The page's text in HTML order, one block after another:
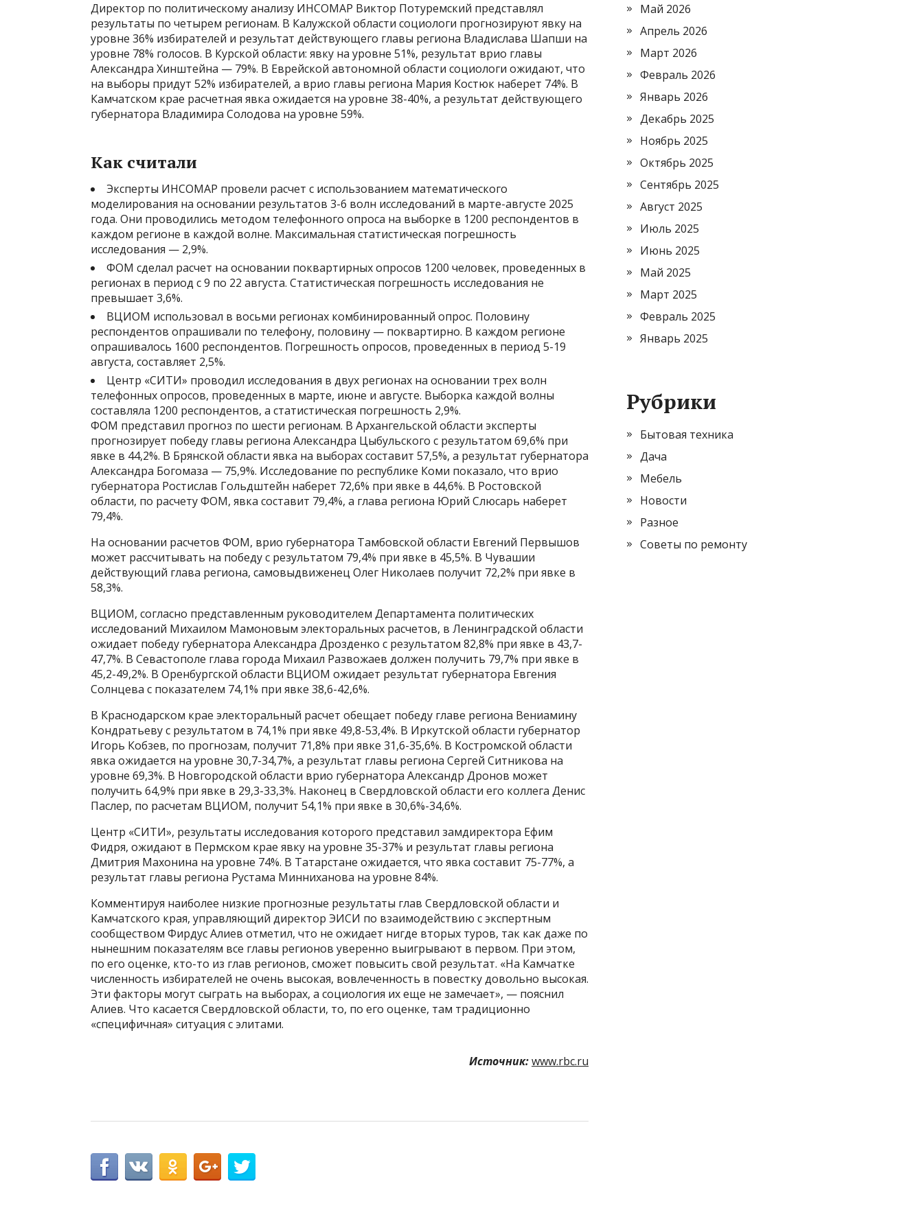
Директор по политическому анализу ИНСОМАР Виктор Потуремский представлял
результаты по четырем регионам. В Калужской области социологи прогнозируют явку на
уровне 36% избирателей и результат действующего главы региона Владислава Шапши на
уровне 78% голосов. В Курской области: явку на уровне 51%, результат врио главы
Александра Хинштейна — 79%. В Еврейской автономной области социологи ожидают, что
на выборы придут 52% избирателей, а врио главы региона Мария Костюк наберет 74%. В
Камчатском крае расчетная явка ожидается на уровне 38-40%, а результат действующего
губернатора Владимира Солодова на уровне 59%.
Как считали
Эксперты ИНСОМАР провели расчет с использованием математического
моделирования на основании результатов 3-6 волн исследований в марте-августе 2025
года. Они проводились методом телефонного опроса на выборке в 1200 респондентов в
каждом регионе в каждой волне. Максимальная статистическая погрешность
исследования — 2,9%.
ФОМ сделал расчет на основании поквартирных опросов 1200 человек, проведенных в
регионах в период с 9 по 22 августа. Статистическая погрешность исследования не
превышает 3,6%.
ВЦИОМ использовал в восьми регионах комбинированный опрос. Половину
респондентов опрашивали по телефону, половину — поквартирно. В каждом регионе
опрашивалось 1600 респондентов. Погрешность опросов, проведенных в период 5-19
августа, составляет 2,5%.
Центр «СИТИ» проводил исследования в двух регионах на основании трех волн
телефонных опросов, проведенных в марте, июне и августе. Выборка каждой волны
составляла 1200 респондентов, а статистическая погрешность 2,9%.
ФОМ представил прогноз по шести регионам. В Архангельской области эксперты
прогнозирует победу главы региона Александра Цыбульского с результатом 69,6% при
явке в 44,2%. В Брянской области явка на выборах составит 57,5%, а результат губернатора
Александра Богомаза — 75,9%. Исследование по республике Коми показало, что врио
губернатора Ростислав Гольдштейн наберет 72,6% при явке в 44,6%. В Ростовской
области, по расчету ФОМ, явка составит 79,4%, а глава региона Юрий Слюсарь наберет
79,4%.
На основании расчетов ФОМ, врио губернатора Тамбовской области Евгений Первышов
может рассчитывать на победу с результатом 79,4% при явке в 45,5%. В Чувашии
действующий глава региона, самовыдвиженец Олег Николаев получит 72,2% при явке в
58,3%.
ВЦИОМ, согласно представленным руководителем Департамента политических
исследований Михаилом Мамоновым электоральных расчетов, в Ленинградской области
ожидает победу губернатора Александра Дрозденко с результатом 82,8% при явке в 43,7-
47,7%. В Севастополе глава города Михаил Развожаев должен получить 79,7% при явке в
45,2-49,2%. В Оренбургской области ВЦИОМ ожидает результат губернатора Евгения
Солнцева с показателем 74,1% при явке 38,6-42,6%.
В Краснодарском крае электоральный расчет обещает победу главе региона Вениамину
Кондратьеву с результатом в 74,1% при явке 49,8-53,4%. В Иркутской области губернатор
Игорь Кобзев, по прогнозам, получит 71,8% при явке 31,6-35,6%. В Костромской области
явка ожидается на уровне 30,7-34,7%, а результат главы региона Сергей Ситникова на
уровне 69,3%. В Новгородской области врио губернатора Александр Дронов может
получить 64,9% при явке в 29,3-33,3%. Наконец в Свердловской области его коллега Денис
Паслер, по расчетам ВЦИОМ, получит 54,1% при явке в 30,6%-34,6%.
Центр «СИТИ», результаты исследования которого представил замдиректора Ефим
Фидря, ожидают в Пермском крае явку на уровне 35-37% и результат главы региона
Дмитрия Махонина на уровне 74%. В Татарстане ожидается, что явка составит 75-77%, а
результат главы региона Рустама Минниханова на уровне 84%.
Комментируя наиболее низкие прогнозные результаты глав Свердловской области и
Камчатского края, управляющий директор ЭИСИ по взаимодействию с экспертным
сообществом Фирдус Алиев отметил, что не ожидает нигде вторых туров, так как даже по
нынешним показателям все главы регионов уверенно выигрывают в первом. При этом,
по его оценке, кто-то из глав регионов, сможет повысить свой результат. «На Камчатке
численность избирателей не очень высокая, вовлеченность в повестку довольно высокая.
Эти факторы могут сыграть на выборах, а социология их еще не замечает», — пояснил
Алиев. Что касается Свердловской области, то, по его оценке, там традиционно
«специфичная» ситуация с элитами.
Источник:www.rbc.ru
Май 2026
Апрель 2026
Март 2026
Февраль 2026
Январь 2026
Декабрь 2025
Ноябрь 2025
Октябрь 2025
Сентябрь 2025
Август 2025
Июль 2025
Июнь 2025
Май 2025
Март 2025
Февраль 2025
Январь 2025
Рубрики
Бытовая техника
Дача
Мебель
Новости
Разное
Советы по ремонту